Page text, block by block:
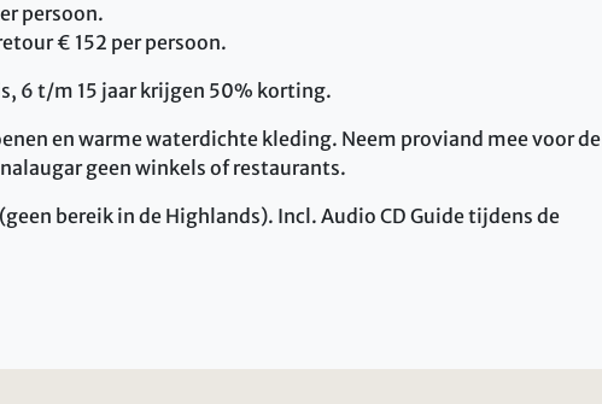
persoon.
€ 152 per persoon.
6 t/m 15 jaar krijgen 50% korting.
en warme waterdichte kleding. Neem proviand mee voor de
geen winkels of restaurants.
bereik in de Highlands). Incl. Audio CD Guide tijdens de